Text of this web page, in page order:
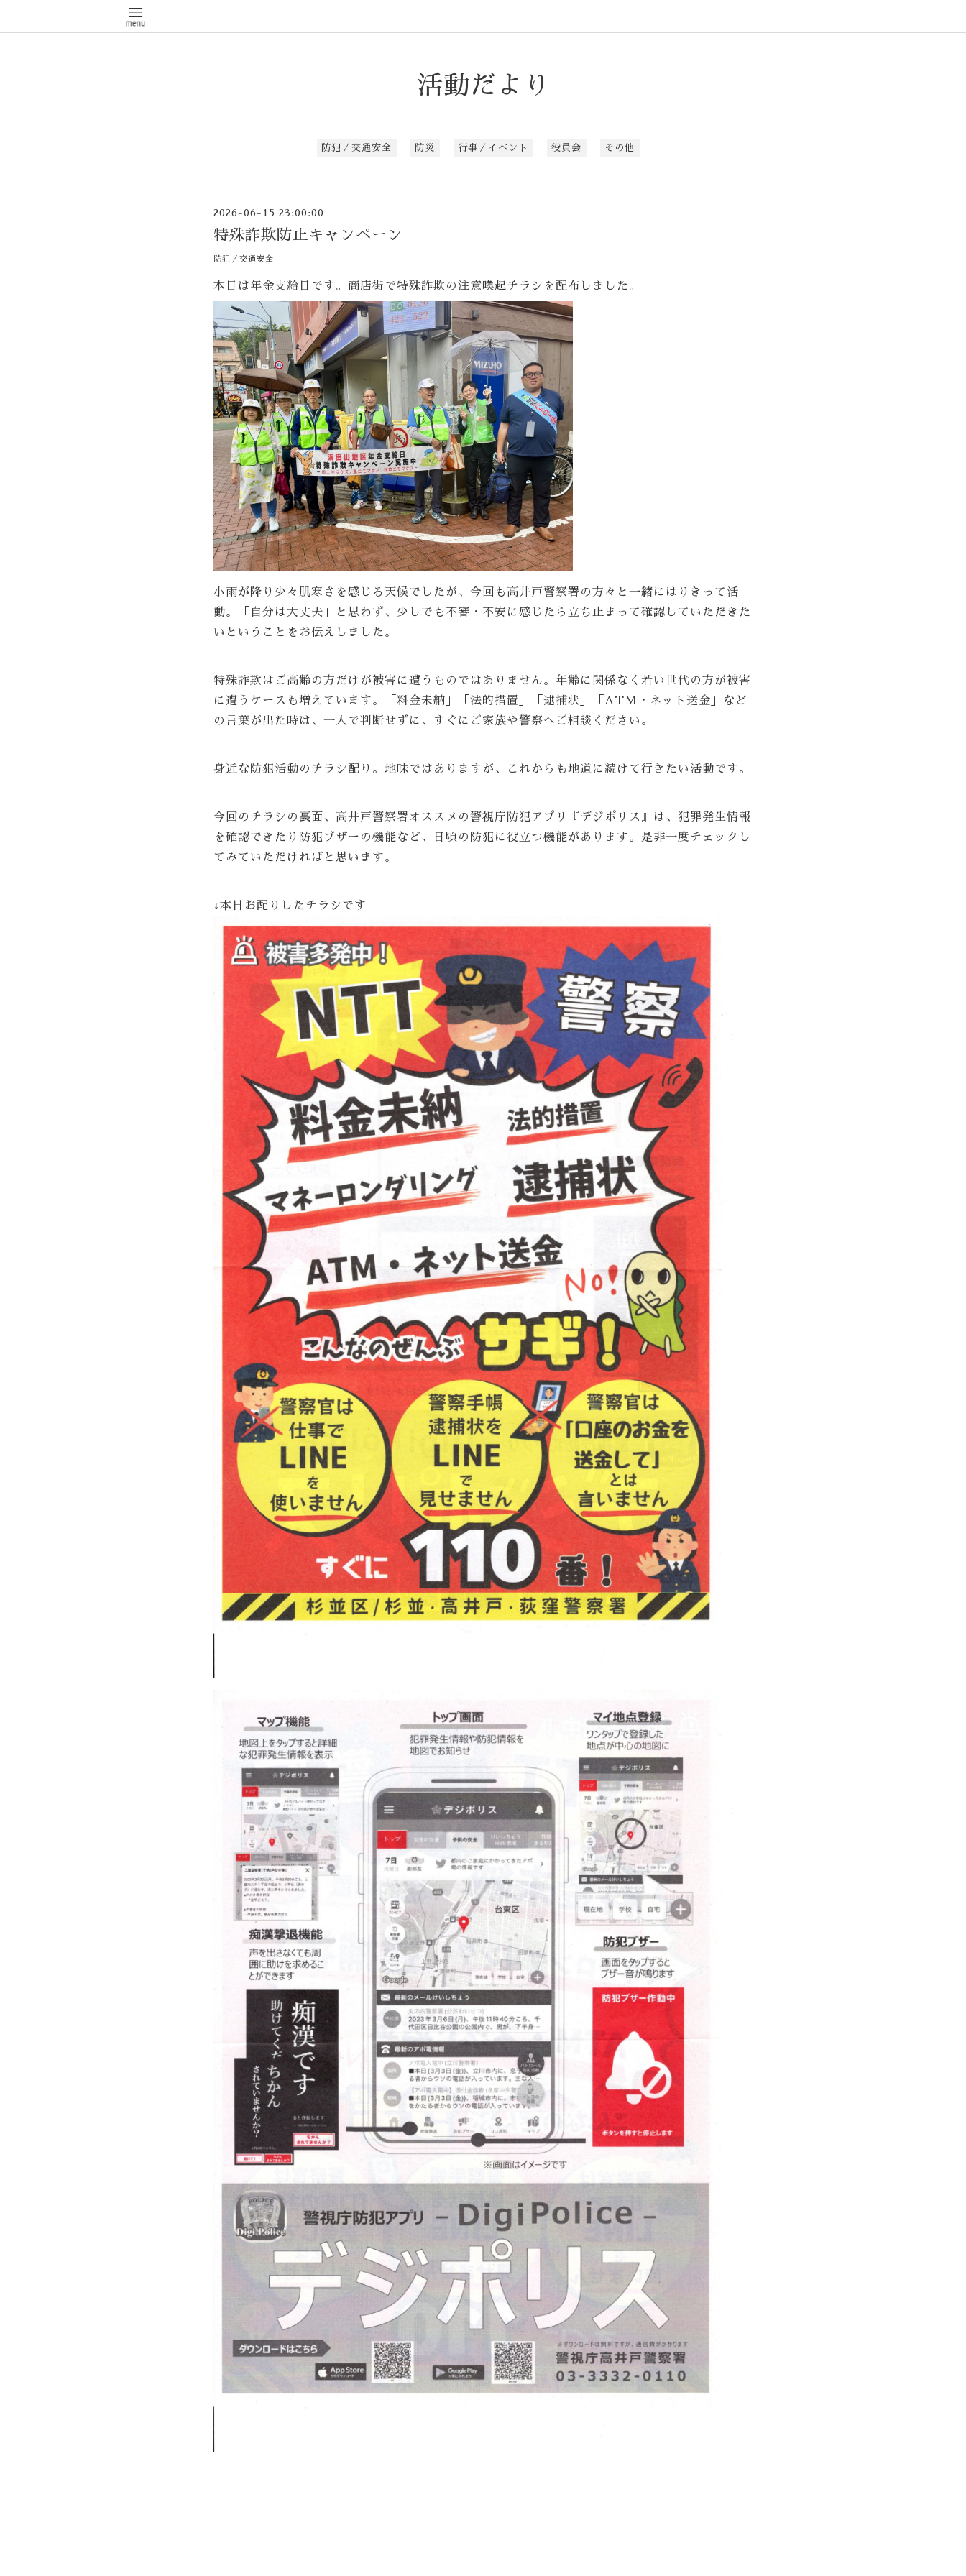
活動だより
防犯／交通安全 防災 行事／イベント 役員会 その他
2026-06-15 23:00:00
特殊詐欺防止キャンペーン
防犯／交通安全
本日は年金支給日です。商店街で特殊詐欺の注意喚起チラシを配布しました。
小雨が降り少々肌寒さを感じる天候でしたが、今回も高井戸警察署の方々と一緒にはりきって活
動。
「自分は大丈夫」と思わず、少しでも不審・不安に感じたら立ち止まって確認していただきた
いということをお伝えしました。
特殊詐欺はご高齢の方だけが被害に遭うものではありません。年齢に関係なく若い世代の方が被害
に遭うケースも増えています。「料金未納」「法的措置」「逮捕状」「ATM・ネット送金」など
の言葉が出た時は、一人で判断せずに、すぐにご家族や警察へご相談ください。
身近な防犯活動のチラシ配り。地味ではありますが、これからも地道に続けて行きたい活動です。
今回のチラシの裏面、高井戸警察署オススメの警視庁防犯アプリ『デジポリス』は、犯罪発生情報
を確認できたり防犯ブザーの機能など、日頃の防犯に役立つ機能があります。是非一度チェックし
てみていただければと思います。
↓本日お配りしたチラシです